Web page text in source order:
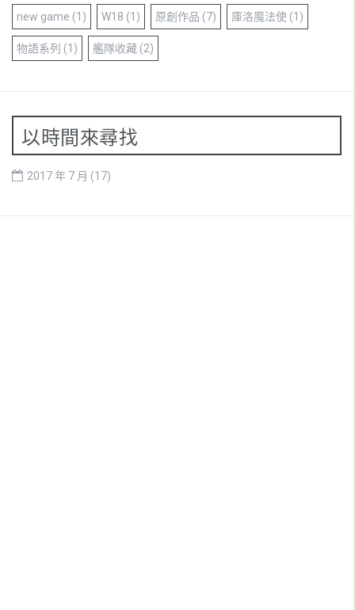
new game (1) W18 (1) 原創作品 (7) 庫洛魔法使 (1)
物語系列 (1) 艦隊收藏 (2)
以時間來尋找
2017 年 7 月 (17)